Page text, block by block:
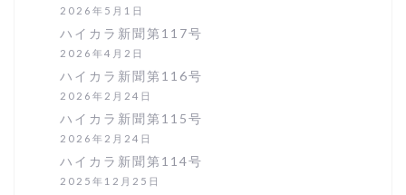
2026年5月1日
ハイカラ新聞第117号
2026年4月2日
ハイカラ新聞第116号
2026年2月24日
ハイカラ新聞第115号
2026年2月24日
ハイカラ新聞第114号
2025年12月25日